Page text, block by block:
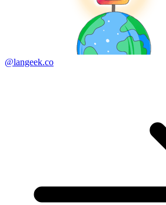
@langeek.co